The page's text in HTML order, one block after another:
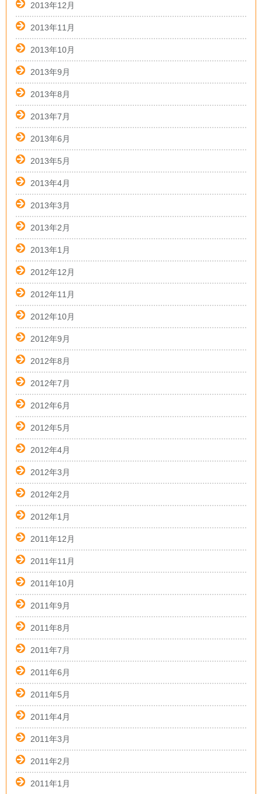
2013年12月
2013年11月
2013年10月
2013年9月
2013年8月
2013年7月
2013年6月
2013年5月
2013年4月
2013年3月
2013年2月
2013年1月
2012年12月
2012年11月
2012年10月
2012年9月
2012年8月
2012年7月
2012年6月
2012年5月
2012年4月
2012年3月
2012年2月
2012年1月
2011年12月
2011年11月
2011年10月
2011年9月
2011年8月
2011年7月
2011年6月
2011年5月
2011年4月
2011年3月
2011年2月
2011年1月